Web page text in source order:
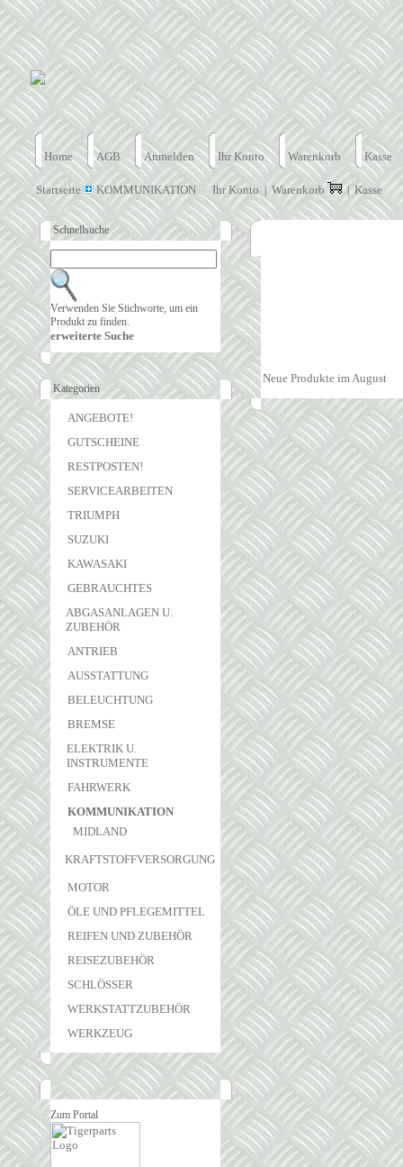
Home AGB Anmelden Ihr Konto Warenkorb Kasse
Startseite KOMMUNIKATION Ihr Konto Warenkorb |Kasse
Schnellsuche
Verwenden Sie Stichworte, um ein
Produkt zu finden.
erweiterte Suche
Kategorien
ANGEBOTE!
GUTSCHEINE
RESTPOSTEN!
SERVICEARBEITEN
TRIUMPH
SUZUKI
KAWASAKI
GEBRAUCHTES
ABGASANLAGEN U.
ZUBEHÖR
ANTRIEB
AUSSTATTUNG
BELEUCHTUNG
BREMSE
ELEKTRIK U.
INSTRUMENTE
FAHRWERK
KOMMUNIKATION
MIDLAND
KRAFTSTOFFVERSORGUNG
MOTOR
ÖLE UND PFLEGEMITTEL
REIFEN UND ZUBEHÖR
REISEZUBEHÖR
SCHLÖSSER
WERKSTATTZUBEHÖR
WERKZEUG
Zum Portal
Neue Produkte im August